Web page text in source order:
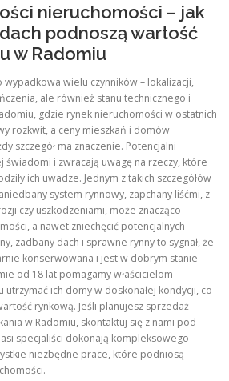
nieruchomości – jak
podnoszą wartość
w Radomiu
wielu czynników – lokalizacji,
ale również stanu technicznego i
gdzie rynek nieruchomości w ostatnich
rozkwit, a ceny mieszkań i domów
szczegół ma znaczenie. Potencjalni
świadomi i zwracają uwagę na rzeczy, które
ich uwadze. Jednym z takich szczegółów
system rynnowy, zapchany liśćmi, z
czy uszkodzeniami, może znacząco
a nawet zniechęcić potencjalnych
zadbany dach i sprawne rynny to sygnał, że
konserwowana i jest w dobrym stanie
od 18 lat pomagamy właścicielom
utrzymać ich domy w doskonałej kondycji, co
rynkową. Jeśli planujesz sprzedaż
w Radomiu, skontaktuj się z nami pod
specjaliści dokonają kompleksowego
niezbędne prace, które podniosą